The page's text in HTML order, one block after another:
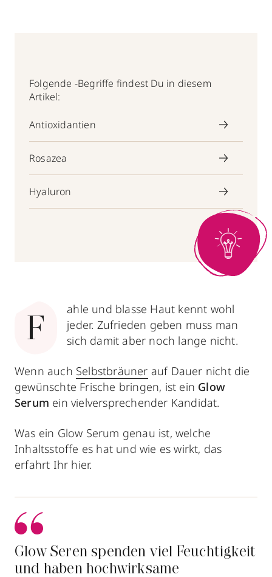
Folgende -Begriffe findest Du in diesem
Artikel:
Antioxidantien
Rosazea
Hyaluron
F
ahle und blasse Haut kennt wohl
jeder. Zufrieden geben muss man
sich damit aber noch lange nicht.
Wenn auch Selbstbräuner auf Dauer nicht die
gewünschte Frische bringen, ist ein Glow
Serum ein vielversprechender Kandidat.
Was ein Glow Serum genau ist, welche
Inhaltsstoffe es hat und wie es wirkt, das
erfahrt Ihr hier.
Glow Seren spenden viel Feuchtigkeit
und haben hochwirksame